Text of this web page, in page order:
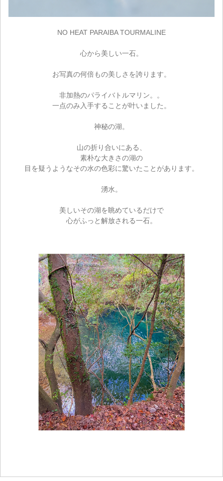
NO HEAT PARAIBA TOURMALINE
心から美しい一石。
お写真の何倍もの美しさを誇ります。
非加熱のパライバトルマリン。。
一点のみ入手することが叶いました。
神秘の湖。
山の折り合いにある、
素朴な大きさの湖の
目を疑うようなその水の色彩に驚いたことがあります。
湧水。
美しいその湖を眺めているだけで
心がふっと解放される一石。